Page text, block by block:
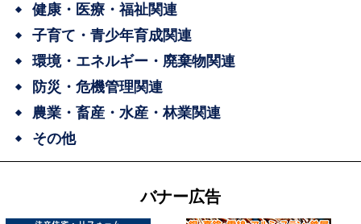
健康・医療・福祉関連
子育て・青少年育成関連
環境・エネルギー・廃棄物関連
防災・危機管理関連
農業・畜産・水産・林業関連
その他
バナー広告